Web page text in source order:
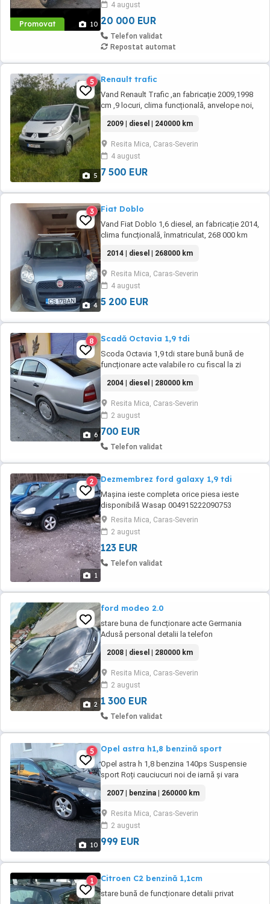
Promovat 10
4 august
20 000 EUR
Telefon validat
Repostat automat
5
5 Renault trafic
Vand Renault Trafic ,an fabricație 2009,1998
cm ,9 locuri, clima funcțională, anvelope noi,
rezerva. Km 240 000, înmatriculat recent,
nerulat in Romania Pret 7500 Nr tel.
2009 | diesel | 240000 km
Resita Mica, Caras-Severin
4 august
7 500 EUR
4
3 Fiat Doblo
Vand Fiat Doblo 1,6 diesel, an fabricație 2014,
clima funcțională, înmatriculat, 268 000 km
2014 | diesel | 268000 km
Resita Mica, Caras-Severin
4 august
5 200 EUR
6
8 Scadă Octavia 1,9 tdi
Scoda Octavia 1,9 tdi stare bună bună de
funcționare acte valabile ro cu fiscal la zi
2004 | diesel | 280000 km
Resita Mica, Caras-Severin
2 august
700 EUR
Telefon validat
1
2 Dezmembrez ford galaxy 1,9 tdi
Mașina ieste completa orice piesa ieste
disponibilă Wasap 004915222090753
Resita Mica, Caras-Severin
2 august
123 EUR
Telefon validat
2
ford modeo 2.0
stare buna de funcționare acte Germania
Adusă personal detalii la telefon
2008 | diesel | 280000 km
Resita Mica, Caras-Severin
2 august
1 300 EUR
Telefon validat
10
5 Opel astra h1,8 benzină sport
Opel astra h 1,8 benzina 140ps Suspensie
sport Roți cauciucuri noi de iarnă și vara
2007 | benzina | 260000 km
Resita Mica, Caras-Severin
2 august
999 EUR
1 Citroen C2 benzină 1,1cm
stare bună de funcționare detalii privat